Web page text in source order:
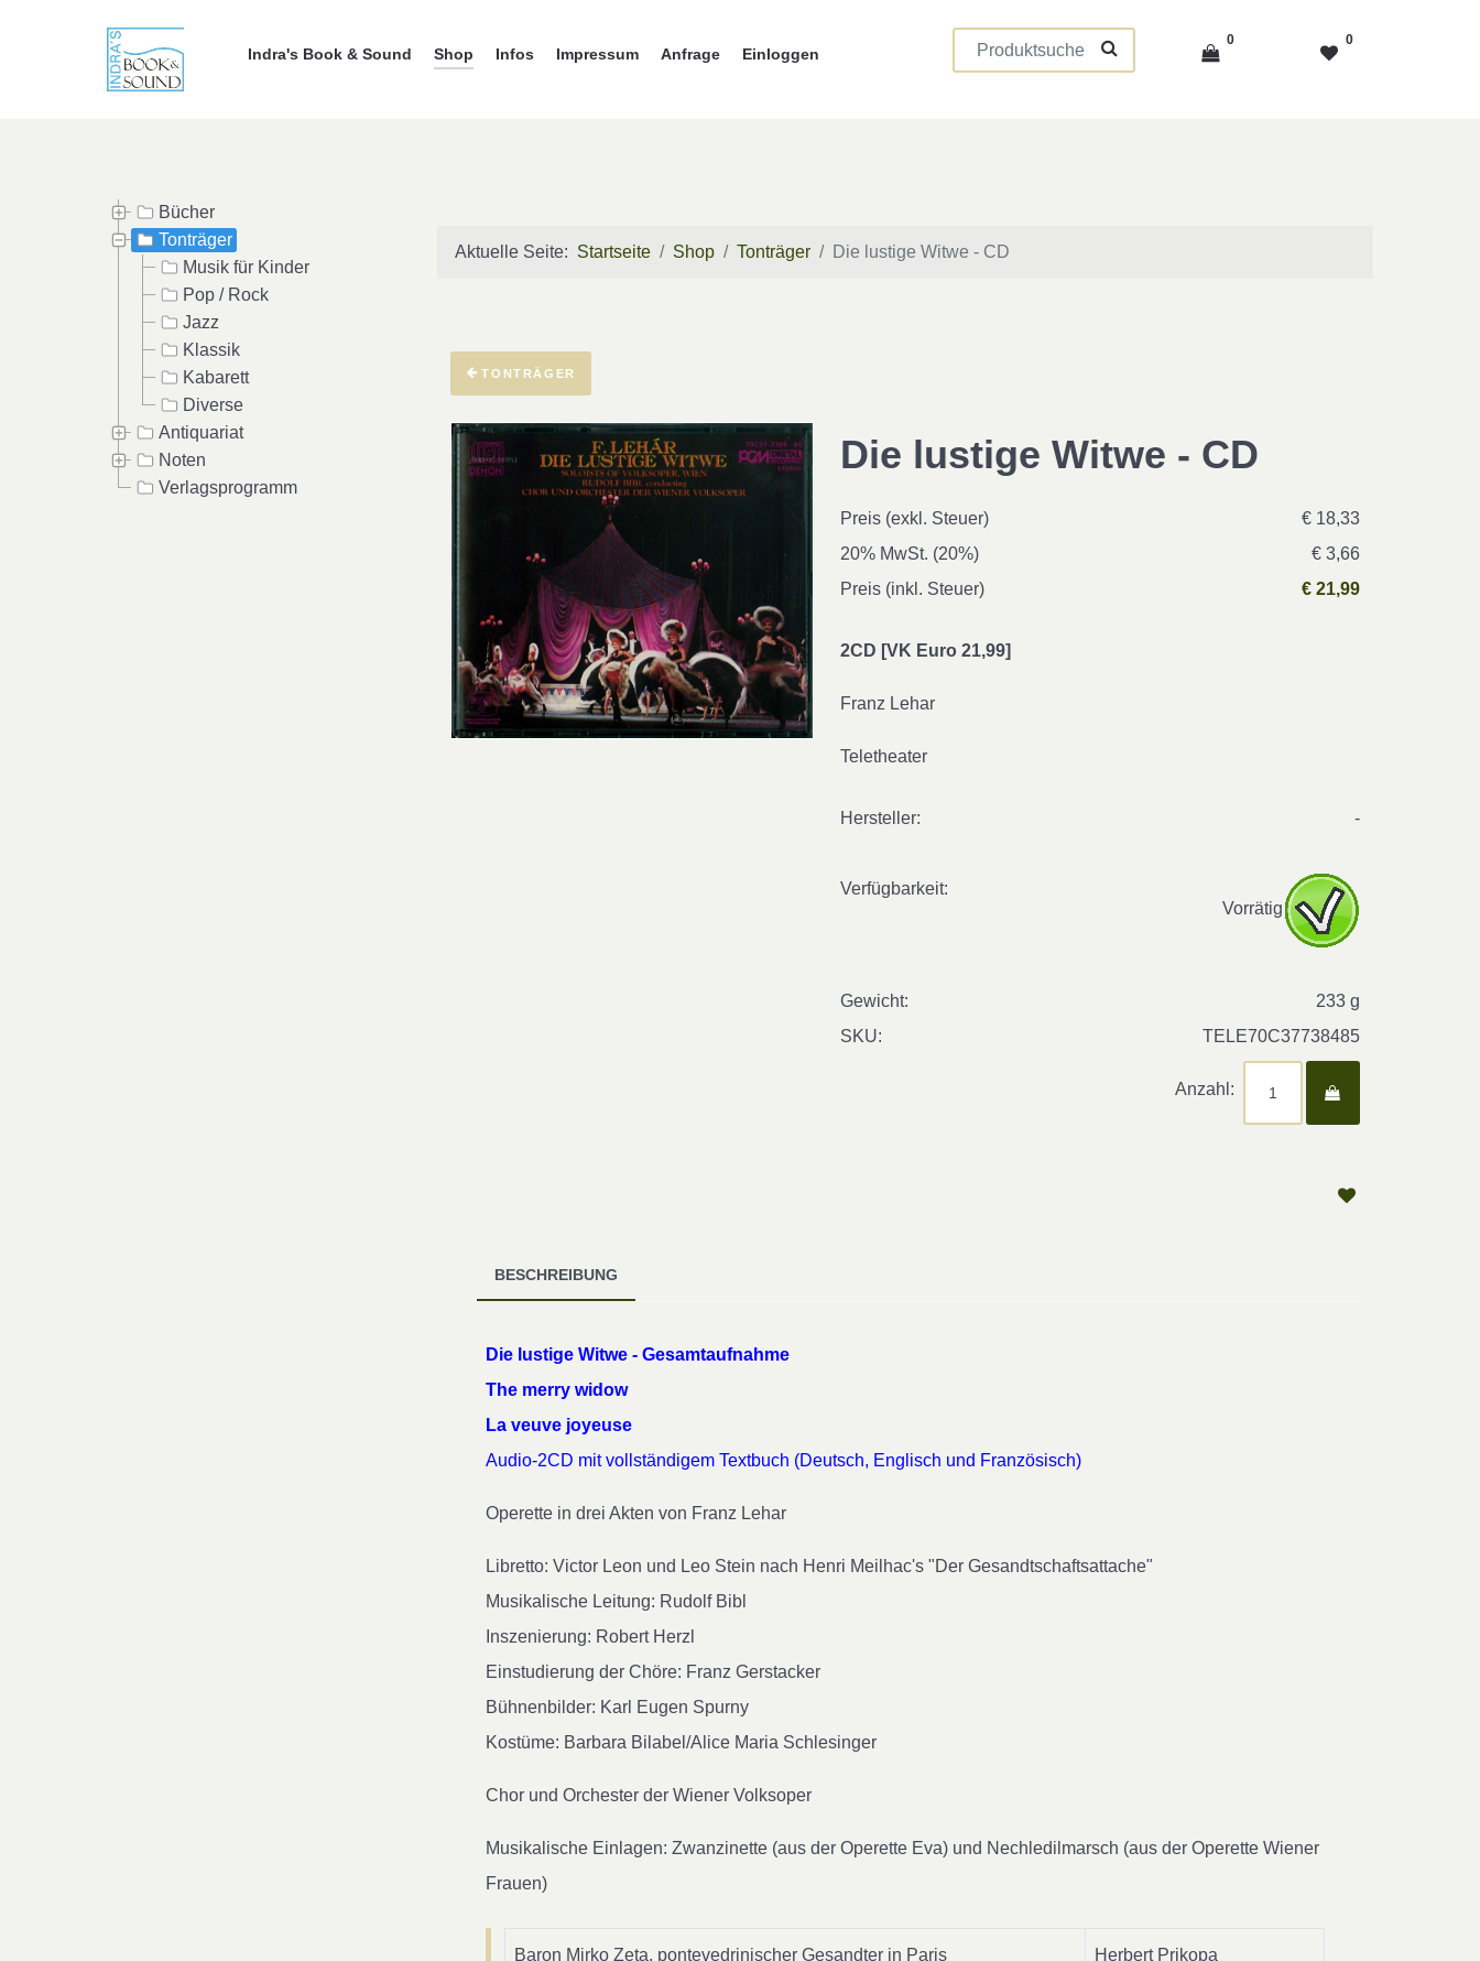
Indra's Book & Sound Shop Infos Impressum Anfrage Einloggen
0 0
Bücher
Tonträger
Musik für Kinder
Pop / Rock
Jazz
Klassik
Kabarett
Diverse
Antiquariat
Noten
Verlagsprogramm
Aktuelle Seite: Startseite Shop Tonträger Die lustige Witwe - CD
TONTRÄGER
Die lustige Witwe - CD
Preis (exkl. Steuer)
€ 18,33
20% MwSt. (20%)
€ 3,66
Preis (inkl. Steuer)
€ 21,99
2CD [VK Euro 21,99]
Franz Lehar
Teletheater
Hersteller: -
Verfügbarkeit:
Vorrätig
Gewicht:
233 g
SKU:
TELE70C37738485
Anzahl:
BESCHREIBUNG
Die lustige Witwe - Gesamtaufnahme
The merry widow
La veuve joyeuse
Audio-2CD mit vollständigem Textbuch (Deutsch, Englisch und Französisch)
Operette in drei Akten von Franz Lehar
Libretto: Victor Leon und Leo Stein nach Henri Meilhac's "Der Gesandtschaftsattache"
Musikalische Leitung: Rudolf Bibl
Inszenierung: Robert Herzl
Einstudierung der Chöre: Franz Gerstacker
Bühnenbilder: Karl Eugen Spurny
Kostüme: Barbara Bilabel/Alice Maria Schlesinger
Chor und Orchester der Wiener Volksoper
Musikalische Einlagen: Zwanzinette (aus der Operette Eva) und Nechledilmarsch (aus der Operette Wiener
Frauen)
Baron Mirko Zeta, pontevedrinischer Gesandter in Paris Herbert Prikopa